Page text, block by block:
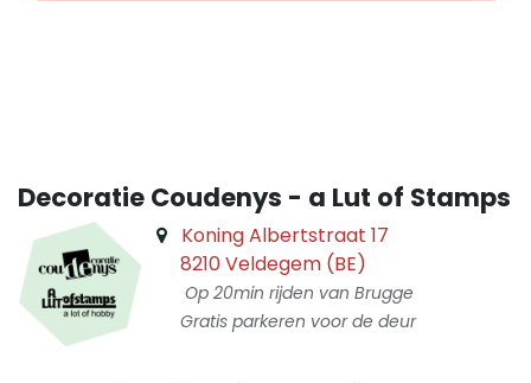
Decoratie Coudenys - a Lut of Stamps
Koning Albertstraat 17
8210 Veldegem (BE)
Op 20min rijden van Brugge
Gratis parkeren voor de deur